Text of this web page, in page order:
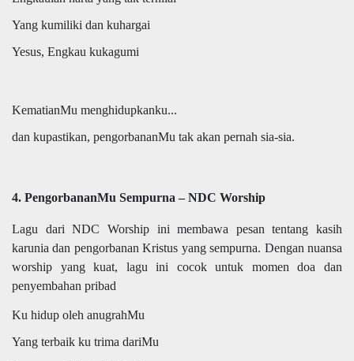
Yang kumiliki dan kuhargai
Yesus, Engkau kukagumi
KematianMu menghidupkanku...
dan kupastikan, pengorbananMu tak akan pernah sia-sia.
4. PengorbananMu Sempurna – NDC Worship
Lagu dari NDC Worship ini membawa pesan tentang kasih
karunia dan pengorbanan Kristus yang sempurna. Dengan nuansa
worship yang kuat, lagu ini cocok untuk momen doa dan
penyembahan pribad
Ku hidup oleh anugrahMu
Yang terbaik ku trima dariMu